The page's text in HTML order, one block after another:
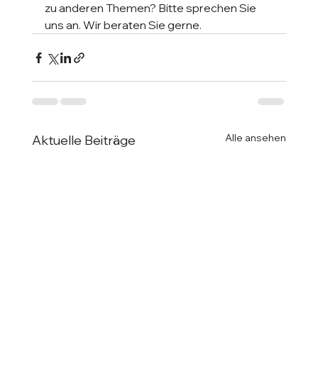
zu anderen Themen? Bitte sprechen Sie
uns an. Wir beraten Sie gerne.
Aktuelle Beiträge Alle ansehen